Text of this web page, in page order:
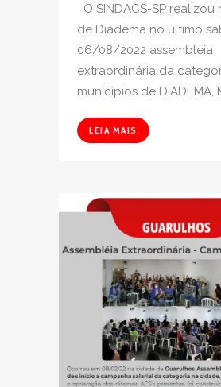
O SINDACS-SP
de Diadema no último
06/08/2022 assembleia
extraordinária da
municípios de DIADEMA,
LEIA MAIS